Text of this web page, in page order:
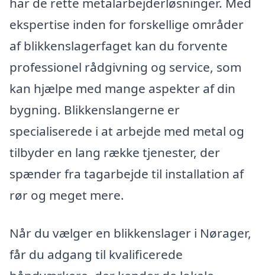
ekspertise inden for forskellige områder
af blikkenslagerfaget kan du forvente
professionel rådgivning og service, som
kan hjælpe med mange aspekter af din
bygning. Blikkenslangerne er
specialiserede i at arbejde med metal og
tilbyder en lang række tjenester, der
spænder fra tagarbejde til installation af
rør og meget mere.
Når du vælger en blikkenslager i Nørager,
får du adgang til kvalificerede